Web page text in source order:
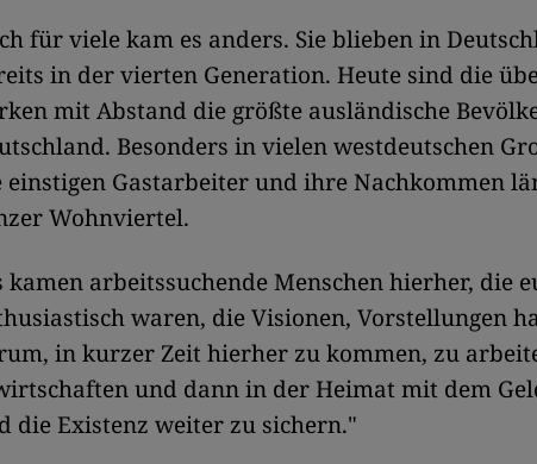
für viele kam es anders. Sie blieben in
in der vierten Generation. Heute sind die
mit Abstand die größte ausländische
Besonders in vielen westdeutschen
einstigen Gastarbeiter und ihre Nachkommen
Wohnviertel.
kamen arbeitssuchende Menschen hierher, die
waren, die Visionen, Vorstellungen
in kurzer Zeit hierher zu kommen, zu
und dann in der Heimat mit dem
die Existenz weiter zu sichern."